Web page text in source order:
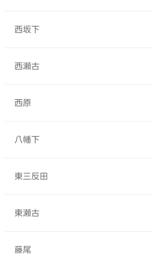
西坂下
西瀬古
西原
八幡下
東三反田
東瀬古
藤尾